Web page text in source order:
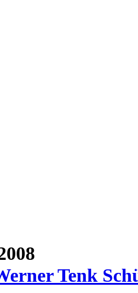
Tenk